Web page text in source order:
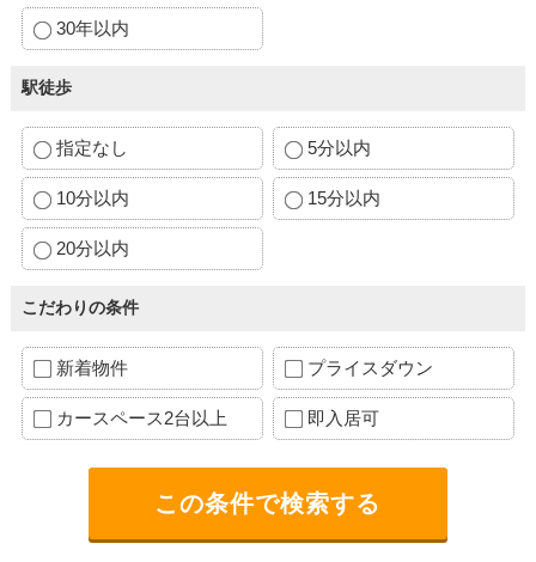
30年以内
駅徒歩
指定なし 5分以内
10分以内 15分以内
20分以内
こだわりの条件
新着物件 プライスダウン
カースペース2台以上 即入居可